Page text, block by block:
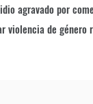
agravado por
violencia de